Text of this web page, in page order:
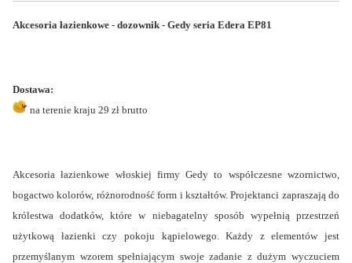
Akcesoria łazienkowe - dozownik - Gedy seria Edera EP81
Dostawa:
na terenie kraju 29 zł brutto
Akcesoria łazienkowe włoskiej firmy Gedy to współczesne wzornictwo,
bogactwo kolorów, różnorodność form i kształtów. Projektanci zapraszają do
królestwa dodatków, które w niebagatelny sposób wypełnią przestrzeń
użytkową łazienki czy pokoju kąpielowego. Każdy z elementów jest
przemyślanym wzorem spełniającym swoje zadanie z dużym wyczuciem